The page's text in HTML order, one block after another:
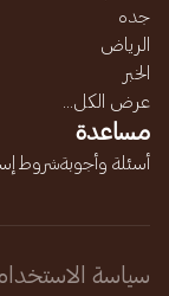
جده
الرياض
الخبر
عرض الكل...
مساعدة
أسئلة وأجوبةشروط
سياسة